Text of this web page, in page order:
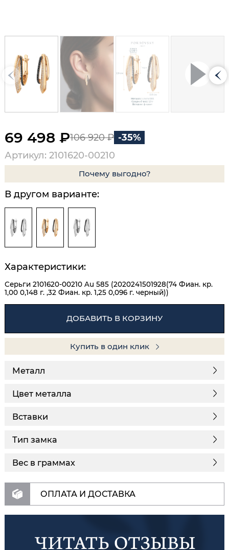
69 498 ₽106 920 ₽ -35%
Артикул: 2101620-00210
Почему выгодно?
В другом варианте:
Характеристики:
Серьги 2101620-00210 Au 585 (2020241501928(74 Фиан. кр.
1,00 0,148 г. ,32 Фиан. кр. 1,25 0,096 г. черный))
ДОБАВИТЬ В КОРЗИНУ
Купить в один клик
Металл
Цвет металла
Вставки
Тип замка
Вес в граммах
ОПЛАТА И ДОСТАВКА